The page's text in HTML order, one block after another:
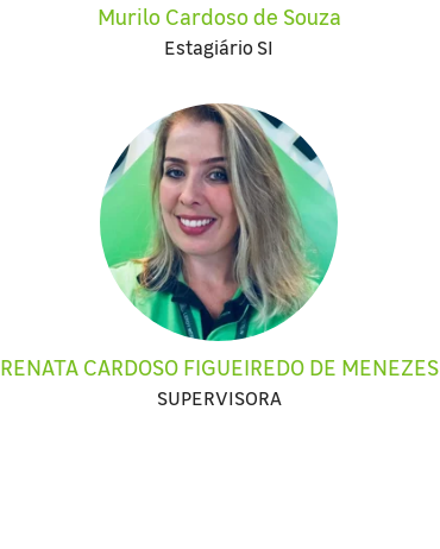
Murilo Cardoso de Souza
Estagiário SI
RENATA CARDOSO FIGUEIREDO DE MENEZES
SUPERVISORA